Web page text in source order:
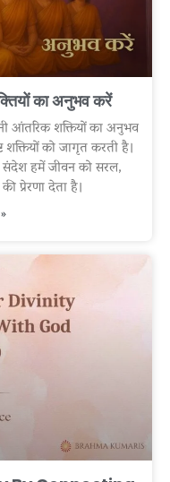
का अनुभव करें
आंतरिक शक्तियों का अनुभव
को जागृत करती है।
संदेश हमें जीवन को सरल,
प्रेरणा देता है।